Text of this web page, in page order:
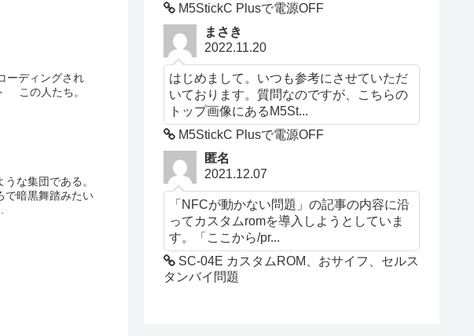
ーディングされ
この人たち。
な集団である。
で暗黒舞踏みたい
M5StickC Plusで電源OFF
まさき
2022.11.20
はじめまして。いつも参考にさせていただ
いております。質問なのですが、こちらの
トップ画像にあるM5St...
M5StickC Plusで電源OFF
匿名
2021.12.07
「NFCが動かない問題」の記事の内容に沿
ってカスタムromを導入しようとしていま
す。「ここから/pr...
SC-04E カスタムROM、おサイフ、セルス
タンバイ問題